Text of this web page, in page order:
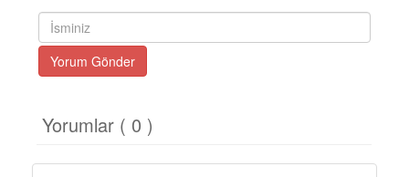
Yorum Gönder
Yorumlar ( 0 )